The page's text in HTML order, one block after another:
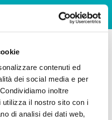
contenuti ed
dei social media e per
inoltre
utilizza il nostro sito con i
di analisi dei dati web,